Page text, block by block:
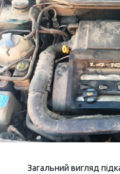
Загальний вигляд